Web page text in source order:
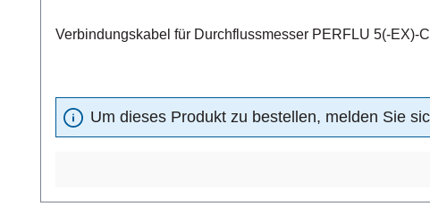
Verbindungskabel für Durchflussmesser PERFLU 5(-
Um dieses Produkt zu bestellen, melden Sie